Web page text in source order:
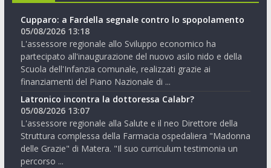
Cupparo: a Fardella segnale contro lo spopolamento
05/08/2026 13:18
L'assessore regionale allo Sviluppo economico ha
partecipato all'inaugurazione del nuovo asilo nido e della
Scuola dell'Infanzia comunale, realizzati grazie ai
finanziamenti del Piano Nazionale di ...
Latronico incontra la dottoressa Calabr?
05/08/2026 13:07
L'assessore regionale alla Salute e il neo Direttore della
Struttura complessa della Farmacia ospedaliera "Madonna
delle Grazie" di Matera. "Il suo curriculum testimonia un
percorso ...